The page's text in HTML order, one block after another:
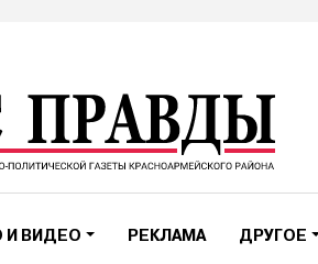
ВИДЕО РЕКЛАМА ДРУГОЕ